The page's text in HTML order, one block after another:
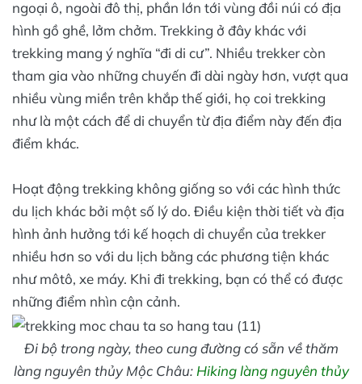
ngoại ô, ngoài đô thị, phần lớn tới vùng đồi núi có địa
hình gồ ghề, lởm chởm. Trekking ở đây khác với
trekking mang ý nghĩa “đi di cư”. Nhiều trekker còn
tham gia vào những chuyến đi dài ngày hơn, vượt qua
nhiều vùng miền trên khắp thế giới, họ coi trekking
như là một cách để di chuyển từ địa điểm này đến địa
điểm khác.
Hoạt động trekking không giống so với các hình thức
du lịch khác bởi một số lý do. Điều kiện thời tiết và địa
hình ảnh hưởng tới kế hoạch di chuyển của trekker
nhiều hơn so với du lịch bằng các phương tiện khác
như môtô, xe máy. Khi đi trekking, bạn có thể có được
những điểm nhìn cận cảnh.
Đi bộ trong ngày, theo cung đường có sẵn về thăm
làng nguyên thủy Mộc Châu: Hiking làng nguyên thủy